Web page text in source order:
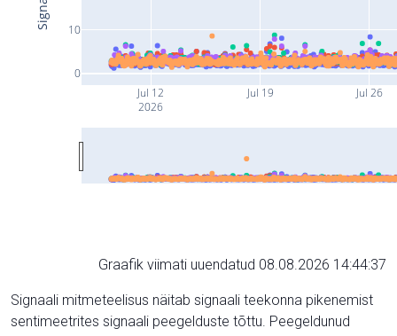
Jul 12
2026
Jul 19 Jul 26
0
10
Graafik viimati uuendatud 08.08.2026 14:44:37
Signaali mitmeteelisus näitab signaali teekonna pikenemist
sentimeetrites signaali peegelduste tõttu. Peegeldunud